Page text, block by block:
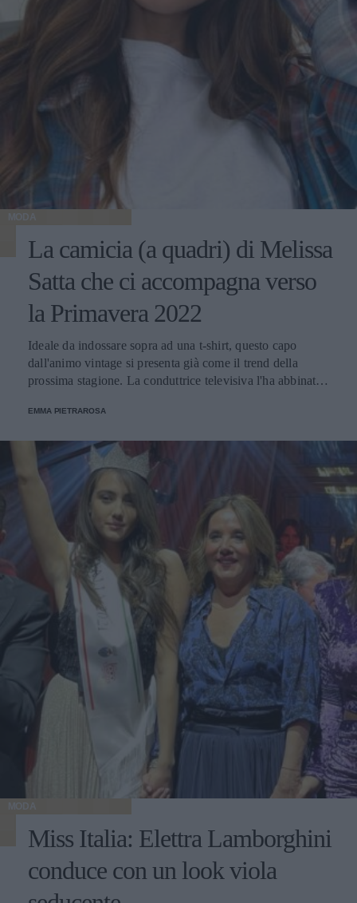
MODA
La camicia (a quadri) di Melissa
Satta che ci accompagna verso
la Primavera 2022
Ideale da indossare sopra ad una t-shirt, questo capo
dall'animo vintage si presenta già come il trend della
prossima stagione. La conduttrice televisiva l'ha abbinato
EMMA PIETRAROSA
MODA
Miss Italia: Elettra Lamborghini
conduce con un look viola